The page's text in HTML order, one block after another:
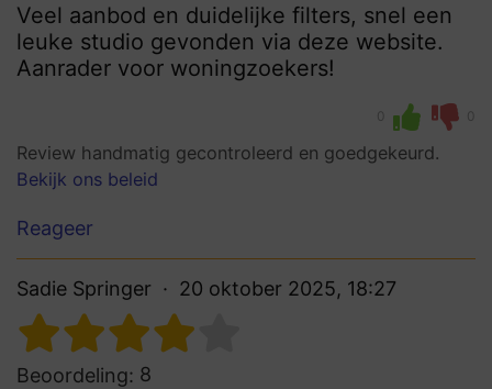
Veel aanbod en duidelijke filters, snel een
leuke studio gevonden via deze website.
Aanrader voor woningzoekers!
0 0
Review handmatig gecontroleerd en goedgekeurd.
Bekijk ons beleid
Reageer
Sadie Springer 20 oktober 2025, 18:27
Beoordeling: 8